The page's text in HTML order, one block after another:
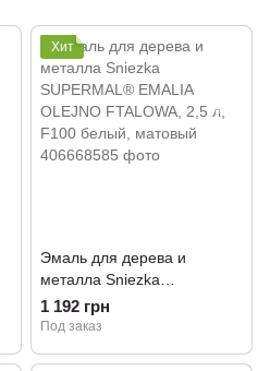
Хит
Эмаль для дерева и
металла Sniezka
SUPERMAL® EMALIA
OLEJNO FTALOWA, 2,5 л,
1 192 грн
Под заказ